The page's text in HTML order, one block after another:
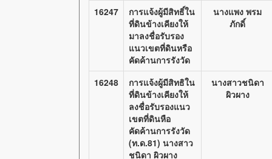
16247
การแจ้งผู้มีสิทธิ์ใน
ที่ดินข้างเคียงให้
มาลงชื่อรับรอง
แนวเขตที่ดินหรือ
คัดค้านการรังวัด
นางแพง พรม
ภักดิ์
16248
การแจ้งผู้มีสิทธิใน
ที่ดินข้างเคียงให้
ลงชื่อรับรองแนว
เขตที่ดินหือ
คัดค้านการรังวัด
(ท.ด.81) นางสาว
ชนิดา ผิวผาง
นางสาวชนิดา
ผิวผาง